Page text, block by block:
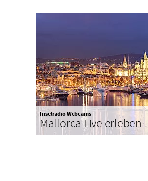
Inselradio Webcams
Mallorca Live erleben